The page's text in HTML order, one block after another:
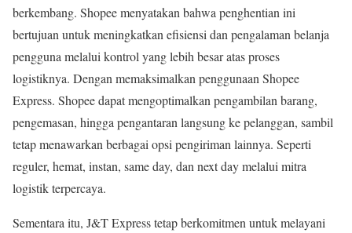
berkembang. Shopee menyatakan bahwa penghentian ini
bertujuan untuk meningkatkan efisiensi dan pengalaman belanja
pengguna melalui kontrol yang lebih besar atas proses
logistiknya. Dengan memaksimalkan penggunaan Shopee
Express. Shopee dapat mengoptimalkan pengambilan barang,
pengemasan, hingga pengantaran langsung ke pelanggan, sambil
tetap menawarkan berbagai opsi pengiriman lainnya. Seperti
reguler, hemat, instan, same day, dan next day melalui mitra
logistik terpercaya.
Sementara itu, J&T Express tetap berkomitmen untuk melayani